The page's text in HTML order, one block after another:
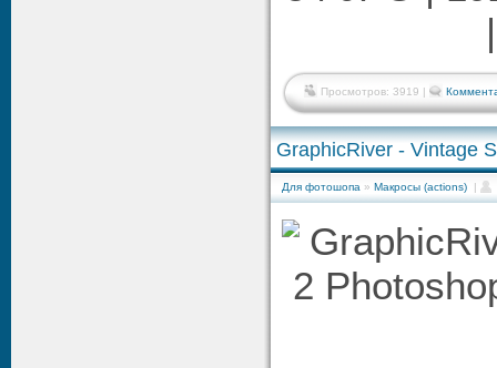
Просмотров: 3919 |
GraphicRiver - Vintage
Для фотошопа » Макросы (actions) |